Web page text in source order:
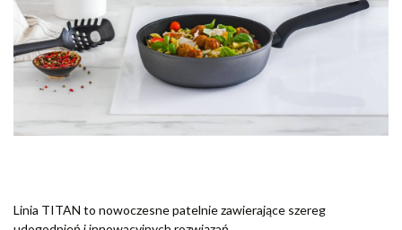
Linia TITAN to nowoczesne patelnie zawierające szereg